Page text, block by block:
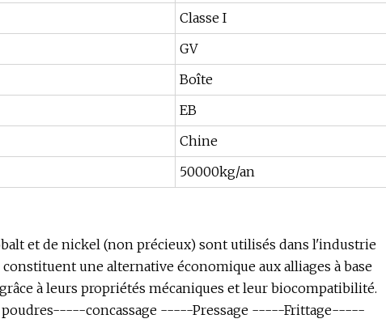
Classe I
GV
Boîte
EB
Chine
50000kg/an
et de nickel (non précieux) sont utilisés dans l'industrie
une alternative économique aux alliages à base
à leurs propriétés mécaniques et leur biocompatibilité.
poudres-----concassage -----Pressage -----Frittage-----